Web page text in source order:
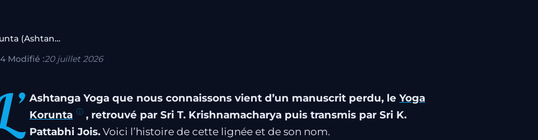
Historique du Yoga Korunta (Ashtanga Yoga)
·Modifié :20 juillet 2026
Ashtanga Yoga que nous connaissons vient d’un manuscrit perdu, le Yoga
Korunta
, retrouvé par Sri T. Krishnamacharya puis transmis par Sri K.
Pattabhi Jois. Voici l’histoire de cette lignée et de son nom.